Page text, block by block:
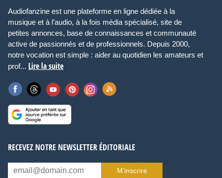
Audiofanzine est une plateforme en ligne dédiée à la
musique et à l’audio, à la fois média spécialisé, site de
petites annonces, base de connaissances et communauté
active de passionnés et de professionnels. Depuis 2000,
notre vocation est simple : aider au quotidien les amateurs et
prof... Lire la suite
RECEVEZ NOTRE NEWSLETTER ÉDITORIALE
M’inscrire